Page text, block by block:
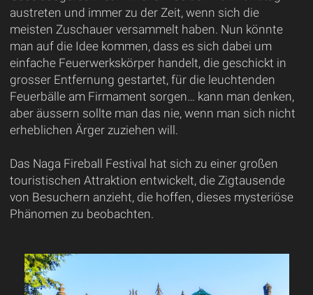
austreten und immer zu der Zeit, wenn sich die
meisten Zuschauer versammelt haben. Nun könnte
man auf die Idee kommen, dass es sich dabei um
einfache Feuerwerkskörper handelt, die geschickt in
grosser Entfernung gestartet, für die leuchtenden
Feuerbälle am Firmament sorgen… kann man denken,
aber äussern sollte man das nie, wenn man sich nicht
erheblichen Ärger zuziehen will.
Das Naga Fireball Festival hat sich zu einer großen
touristischen Attraktion entwickelt, die Zigtausende
von Besuchern anzieht, die hoffen, dieses mysteriöse
Phänomen zu beobachten.